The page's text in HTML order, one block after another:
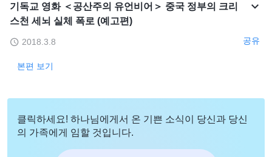
기독교 영화 ＜공산주의 유언비어＞ 중국 정부의 크리
스천 세뇌 실체 폭로 (예고편)
2018.3.8 공유
본편 보기
클릭하세요! 하나님에게서 온 기쁜 소식이 당신과 당신
의 가족에게 임할 것입니다.